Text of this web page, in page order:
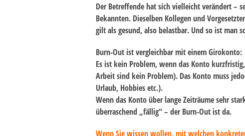
Der Betreffende hat sich vielleicht verändert –
Bekannten. Dieselben Kollegen und
gilt als gesund, also belastbar. Und so ist man
Burn-Out ist vergleichbar mit einem Girokonto:
Es ist kein Problem, wenn das Konto
Arbeit sind kein Problem). Das Konto muss
Urlaub, Hobbies etc.).
Wenn das Konto über lange Zeiträume sehr
überraschend „fällig“ – der Burn-Out ist da.
Wenn Sie wissen wollen, mit welchen